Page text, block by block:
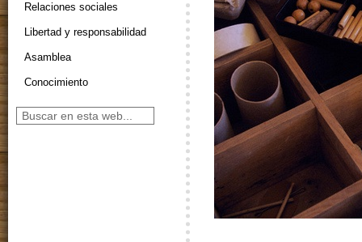
Relaciones sociales
Libertad y responsabilidad
Asamblea
Conocimiento